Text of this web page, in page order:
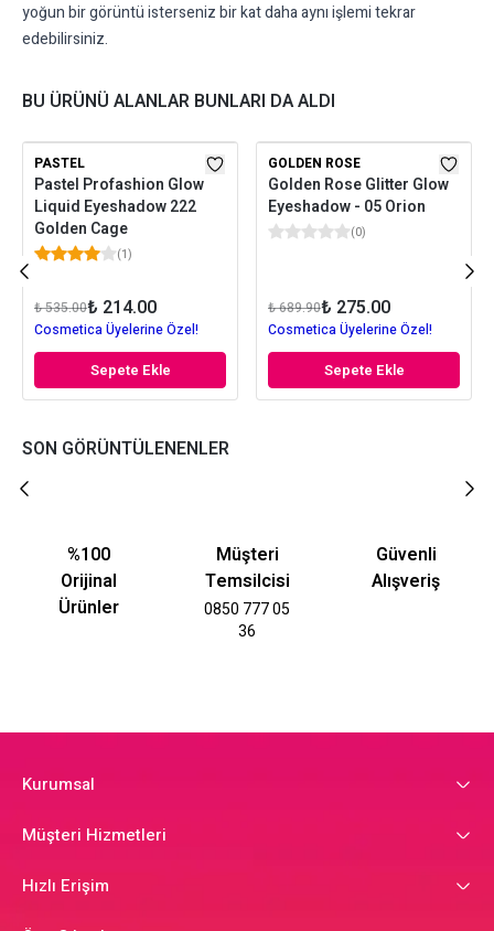
yoğun bir görüntü isterseniz bir kat daha aynı işlemi tekrar
edebilirsiniz.
BU ÜRÜNÜ ALANLAR BUNLARI DA ALDI
PASTEL
Pastel Profashion Glow
Liquid Eyeshadow 222
Golden Cage
(1)
₺ 535.00₺ 214.00
Cosmetica Üyelerine Özel!
Sepete Ekle
GOLDEN ROSE
Golden Rose Glitter Glow
Eyeshadow - 05 Orion
(0)
₺ 689.90₺ 275.00
Cosmetica Üyelerine Özel!
Sepete Ekle
SON GÖRÜNTÜLENENLER
%100
Orijinal
Ürünler
Müşteri
Temsilcisi
0850 777 05
36
Güvenli
Alışveriş
Kurumsal
Müşteri Hizmetleri
Hızlı Erişim